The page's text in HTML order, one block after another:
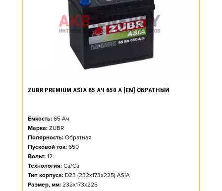
ZUBR PREMIUM ASIA 65 АЧ 650 А [EN] ОБРАТНЫЙ
Ёмкость: 65 Ач
Марка: ZUBR
Полярность: Обратная
Пусковой ток: 650
Вольт: 12
Технология: Ca/Ca
Тип корпуса: D23 (232x173x225) ASIA
Размер, мм: 232x173x225